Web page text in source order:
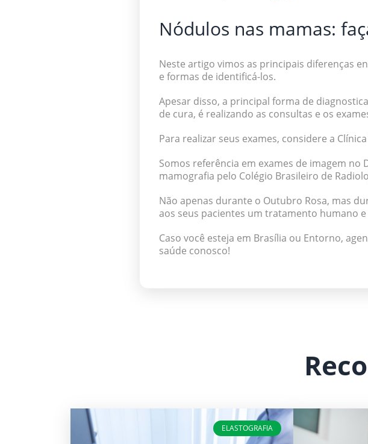
Nódulos nas mamas:
Neste artigo vimos as principais diferenças
e formas de identificá-los.
Apesar disso, a principal forma de
de cura, é realizando as consultas e os
Para realizar seus exames, considere a
Somos referência em exames de imagem
mamografia pelo Colégio Brasileiro de
Não apenas durante o Outubro Rosa, mas
aos seus pacientes um tratamento humano
Caso você esteja em Brasília ou Entorno,
saúde conosco!
ELASTOGRAFIA